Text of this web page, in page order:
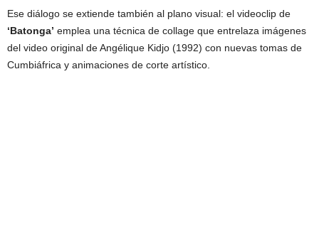
Ese diálogo se extiende también al plano visual: el videoclip de
‘Batonga’ emplea una técnica de collage que entrelaza imágenes
del video original de Angélique Kidjo (1992) con nuevas tomas de
Cumbiáfrica y animaciones de corte artístico.